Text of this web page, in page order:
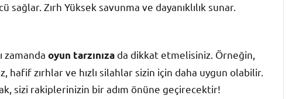
sağlar. Zırh Yüksek savunma ve dayanıklılık sunar.
zamanda oyun tarzınızada dikkat etmelisiniz. Örneğin,
hafif zırhlar ve hızlı silahlar sizin için daha uygun olabilir.
sizi rakiplerinizin bir adım önüne geçirecektir!